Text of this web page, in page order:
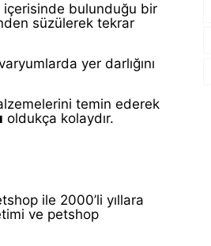
içerisinde bulunduğu bir
süzülerek tekrar
yer darlığını
temin ederek
oldukça kolaydır.
ile 2000’li yıllara
ve petshop